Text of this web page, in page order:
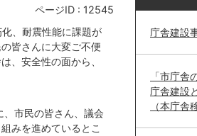
ページID : 12545
、耐震性能に課題が
皆さんに大変ご不便
、安全性の面から、
市民の皆さん、議会
みを進めているとこ
庁舎建設
「市庁舎
庁舎建設
（本庁舎